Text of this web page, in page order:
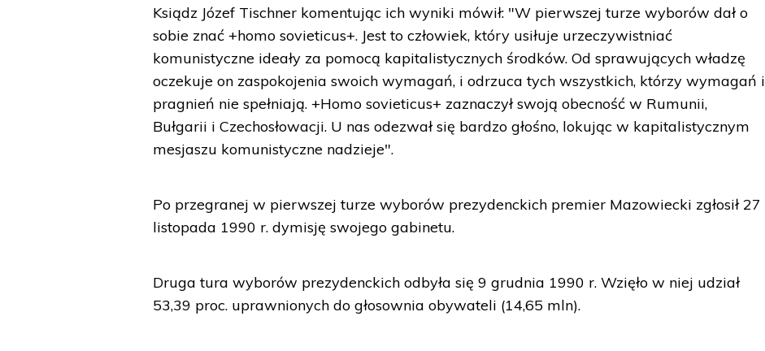
Ksiądz Józef Tischner komentując ich wyniki mówił: "W pierwszej turze wyborów dał o
sobie znać +homo sovieticus+. Jest to człowiek, który usiłuje urzeczywistniać
komunistyczne ideały za pomocą kapitalistycznych środków. Od sprawujących władzę
oczekuje on zaspokojenia swoich wymagań, i odrzuca tych wszystkich, którzy wymagań i
pragnień nie spełniają. +Homo sovieticus+ zaznaczył swoją obecność w Rumunii,
Bułgarii i Czechosłowacji. U nas odezwał się bardzo głośno, lokując w kapitalistycznym
mesjaszu komunistyczne nadzieje".
Po przegranej w pierwszej turze wyborów prezydenckich premier Mazowiecki zgłosił 27
listopada 1990 r. dymisję swojego gabinetu.
Druga tura wyborów prezydenckich odbyła się 9 grudnia 1990 r. Wzięło w niej udział
53,39 proc. uprawnionych do głosownia obywateli (14,65 mln).